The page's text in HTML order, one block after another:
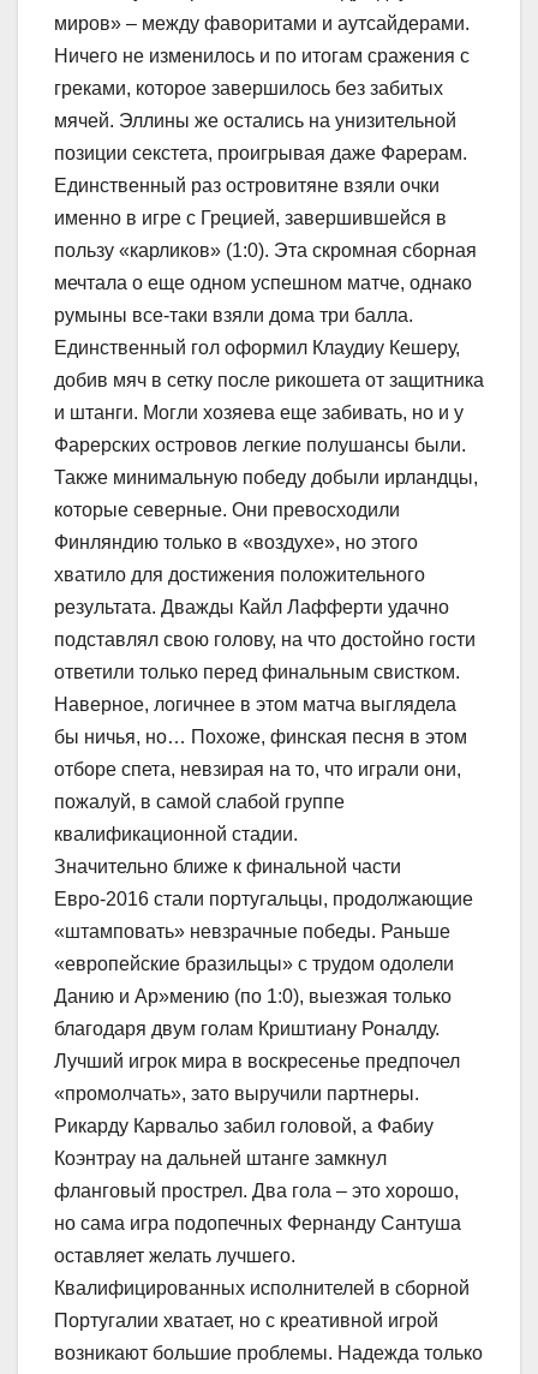
миров» – между фаворитами и аутсайдерами.
Ничего не изменилось и по итогам сражения с
греками, которое завершилось без забитых
мячей. Эллины же остались на унизительной
позиции секстета, проигрывая даже Фарерам.
Единственный раз островитяне взяли очки
именно в игре с Грецией, завершившейся в
пользу «карликов» (1:0). Эта скромная сборная
мечтала о еще одном успешном матче, однако
румыны все-таки взяли дома три балла.
Единственный гол оформил Клаудиу Кешеру,
добив мяч в сетку после рикошета от защитника
и штанги. Могли хозяева еще забивать, но и у
Фарерских островов легкие полушансы были.
Также минимальную победу добыли ирландцы,
которые северные. Они превосходили
Финляндию только в «воздухе», но этого
хватило для достижения положительного
результата. Дважды Кайл Лафферти удачно
подставлял свою голову, на что достойно гости
ответили только перед финальным свистком.
Наверное, логичнее в этом матча выглядела
бы ничья, но… Похоже, финская песня в этом
отборе спета, невзирая на то, что играли они,
пожалуй, в самой слабой группе
квалификационной стадии.
Значительно ближе к финальной части
Евро-2016 стали португальцы, продолжающие
«штамповать» невзрачные победы. Раньше
«европейские бразильцы» с трудом одолели
Данию и Ар»мению (по 1:0), выезжая только
благодаря двум голам Криштиану Роналду.
Лучший игрок мира в воскресенье предпочел
«промолчать», зато выручили партнеры.
Рикарду Карвальо забил головой, а Фабиу
Коэнтрау на дальней штанге замкнул
фланговый прострел. Два гола – это хорошо,
но сама игра подопечных Фернанду Сантуша
оставляет желать лучшего.
Квалифицированных исполнителей в сборной
Португалии хватает, но с креативной игрой
возникают большие проблемы. Надежда только